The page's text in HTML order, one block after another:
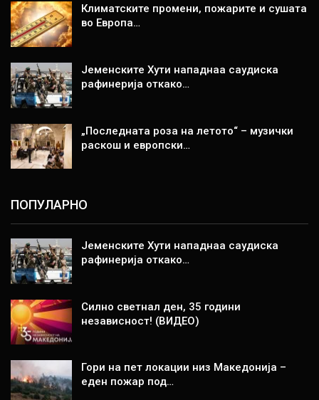
Климатските промени, пожарите и сушата
во Европа…
Јеменските Хути нападнаа саудиска
рафинерија откако…
„Последната роза на летото“ – музички
раскош и европски…
ПОПУЛАРНО
Јеменските Хути нападнаа саудиска
рафинерија откако…
Силно светнал ден, 35 години
независност! (ВИДЕО)
Гори на пет локации низ Македонија –
еден пожар под…